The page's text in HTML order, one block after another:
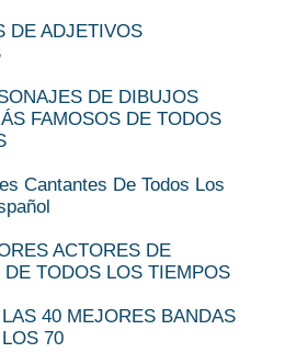
DE ADJETIVOS
DE DIBUJOS
FAMOSOS DE TODOS
Cantantes De Todos Los
ACTORES DE
DE TODOS LOS TIEMPOS
40 MEJORES BANDAS
70